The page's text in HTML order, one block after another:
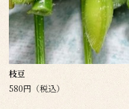
枝豆
580円（税込）